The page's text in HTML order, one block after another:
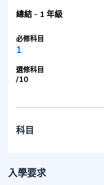
總結 - 1 年級
必修科目
1
選修科目
/10
科目
入學要求